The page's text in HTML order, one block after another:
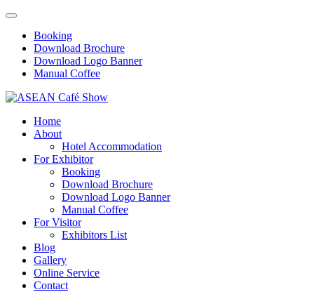
Booking
Download Brochure
Download Logo Banner
Manual Coffee
Home
About
Hotel Accommodation
For Exhibitor
Booking
Download Brochure
Download Logo Banner
Manual Coffee
For Visitor
Exhibitors List
Blog
Gallery
Online Service
Contact